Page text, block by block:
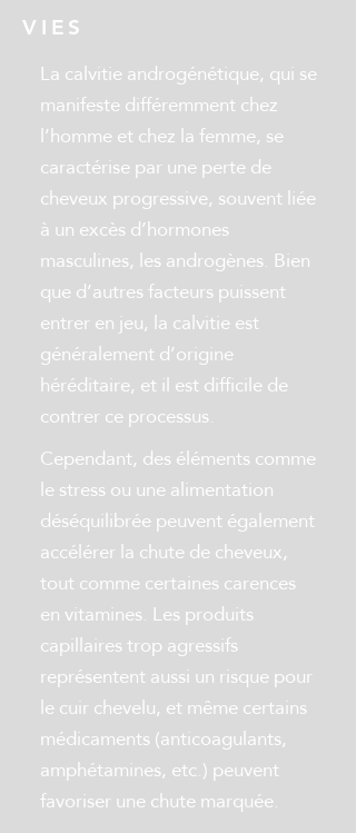
VIES
La calvitie androgénétique, qui se
manifeste différemment chez
l’homme et chez la femme, se
caractérise par une perte de
cheveux progressive, souvent liée
à un excès d’hormones
masculines, les androgènes. Bien
que d’autres facteurs puissent
entrer en jeu, la calvitie est
généralement d’origine
héréditaire, et il est difficile de
contrer ce processus.
Cependant, des éléments comme
le stress ou une alimentation
déséquilibrée peuvent également
accélérer la chute de cheveux,
tout comme certaines carences
en vitamines. Les produits
capillaires trop agressifs
représentent aussi un risque pour
le cuir chevelu, et même certains
médicaments (anticoagulants,
amphétamines, etc.) peuvent
favoriser une chute marquée.